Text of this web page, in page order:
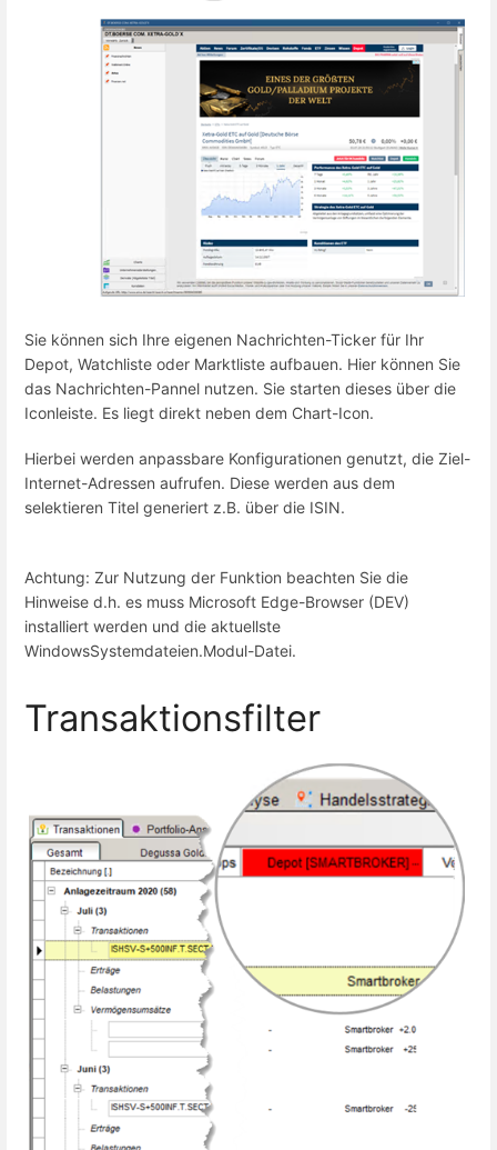
Sie können sich Ihre eigenen Nachrichten-Ticker für Ihr
Depot, Watchliste oder Marktliste aufbauen. Hier können Sie
das Nachrichten-Pannel nutzen. Sie starten dieses über die
Iconleiste. Es liegt direkt neben dem Chart-Icon.
Hierbei werden anpassbare Konfigurationen genutzt, die Ziel-
Internet-Adressen aufrufen. Diese werden aus dem
selektieren Titel generiert z.B. über die ISIN.
Achtung: Zur Nutzung der Funktion beachten Sie die
Hinweise d.h. es muss Microsoft Edge-Browser (DEV)
installiert werden und die aktuellste
WindowsSystemdateien.Modul-Datei.
Transaktionsfilter